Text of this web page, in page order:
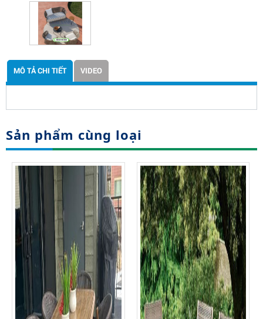
MÔ TẢ CHI TIẾT VIDEO
Sản phẩm cùng loại